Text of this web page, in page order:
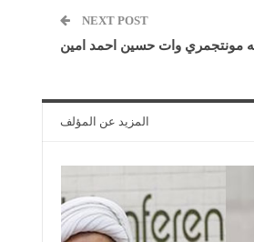
NEXT POST
مونتجمري وات حسين احمد امين
المزيد عن المؤلف